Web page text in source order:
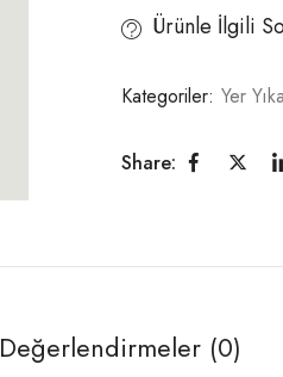
Ürünle İlgili
Kategoriler: Yer
Share:
Değerlendirmeler (0)